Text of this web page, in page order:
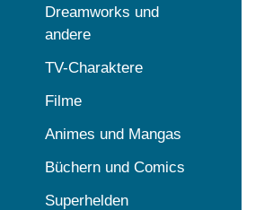
Dreamworks und
andere
TV-Charaktere
Filme
Animes und Mangas
Büchern und Comics
Superhelden